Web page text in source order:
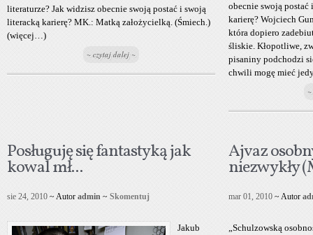
literaturze? Jak widzisz obecnie swoją postać i swoją
literacką karierę? MK.: Matką założycielką. (Śmiech.)
(więcej…)
~ czytaj dalej ~
obecnie swoją postać
karierę? Wojciech
która dopiero
śliskie. Kłopotliwe,
pisaniny podchodzi
chwili mogę mieć
Posługuję się fantastyką jak
kowal mł...
sie 24, 2010 ~ Autor admin ~ Skomentuj
Jakub
Ajvaz
niezwykły
mar 01, 2010 ~ Autor
„Schulzowską